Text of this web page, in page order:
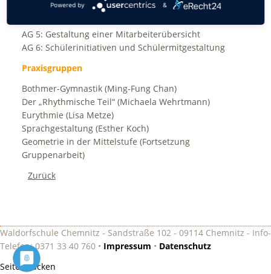
AG 3: Inklusive Waldorfpädagogik
AG 5: Gestaltung einer Mitarbeiterübersicht
AG 6: Schülerinitiativen und Schülermitgestaltung
Praxisgruppen
Bothmer-Gymnastik (Ming-Fung Chan)
Der „Rhythmische Teil“ (Michaela Wehrtmann)
Eurythmie (Lisa Metze)
Sprachgestaltung (Esther Koch)
Geometrie in der Mittelstufe (Fortsetzung
Gruppenarbeit)
Zurück
Waldorfschule Chemnitz - Sandstraße 102 - 09114 Chemnitz - Info-
Telefon: 0371 33 40 760 • Impressum • Datenschutz
Seite drucken
Powered by &